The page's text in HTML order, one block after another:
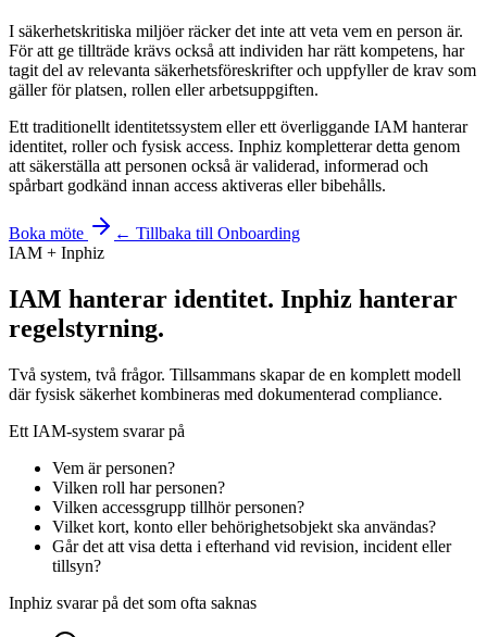
I säkerhetskritiska miljöer räcker det inte att veta vem en person är.
För att ge tillträde krävs också att individen har rätt kompetens, har
tagit del av relevanta säkerhetsföreskrifter och uppfyller de krav som
gäller för platsen, rollen eller arbetsuppgiften.
Ett traditionellt identitetssystem eller ett överliggande IAM hanterar
identitet, roller och fysisk access. Inphiz kompletterar detta genom
att säkerställa att personen också är validerad, informerad och
spårbart godkänd innan access aktiveras eller bibehålls.
Boka möte
← Tillbaka till Onboarding
IAM + Inphiz
IAM hanterar identitet. Inphiz hanterar
regelstyrning.
Två system, två frågor. Tillsammans skapar de en komplett modell
där fysisk säkerhet kombineras med dokumenterad compliance.
Ett IAM-system svarar på
Vem är personen?
Vilken roll har personen?
Vilken accessgrupp tillhör personen?
Vilket kort, konto eller behörighetsobjekt ska användas?
Går det att visa detta i efterhand vid revision, incident eller
tillsyn?
Inphiz svarar på det som ofta saknas